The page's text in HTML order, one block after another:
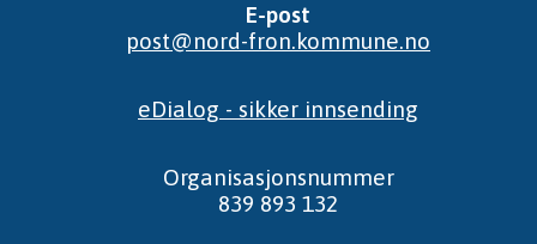
E-post
post@nord-fron.kommune.no
eDialog - sikker innsending
Organisasjonsnummer
839 893 132